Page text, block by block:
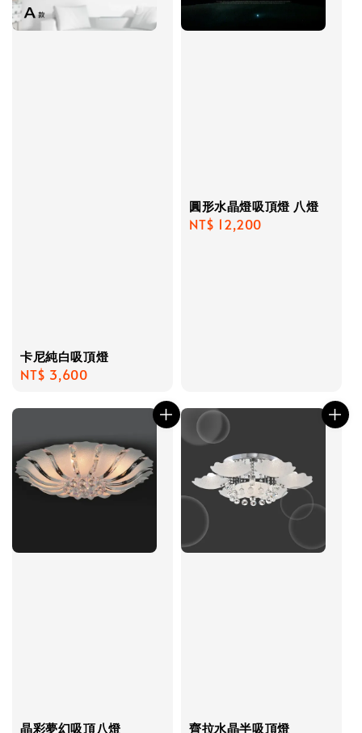
卡尼純白吸頂燈
Regular
NT$ 3,600
圓形水晶燈吸頂燈 八燈
Regular
NT$ 12,200
晶彩夢幻吸頂八燈 齊拉水晶半吸頂燈